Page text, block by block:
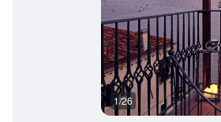
1/26